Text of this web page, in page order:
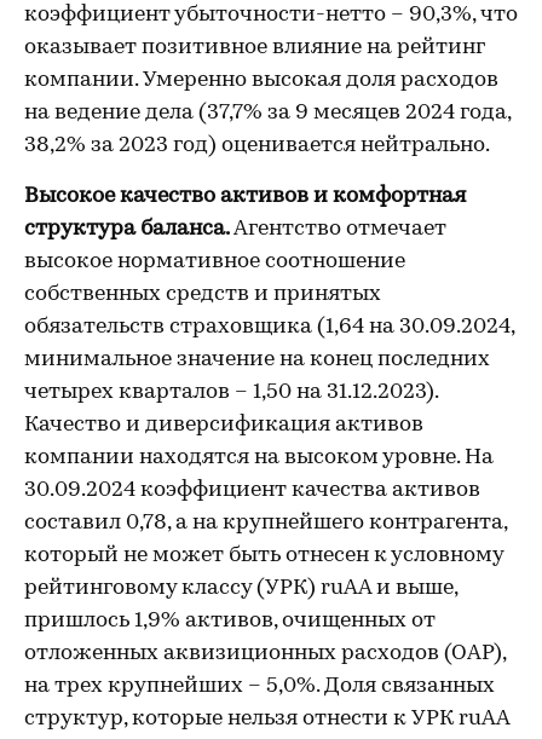
коэффициент убыточности-нетто – 90,3%, что
оказывает позитивное влияние на рейтинг
компании. Умеренно высокая доля расходов
на ведение дела (37,7% за 9 месяцев 2024 года,
38,2% за 2023 год) оценивается нейтрально.
Высокое качество активов и комфортная
структура баланса.Агентство отмечает
высокое нормативное соотношение
собственных средств и принятых
обязательств страховщика (1,64 на 30.09.2024,
минимальное значение на конец последних
четырех кварталов – 1,50 на 31.12.2023).
Качество и диверсификация активов
компании находятся на высоком уровне. На
30.09.2024 коэффициент качества активов
составил 0,78, а на крупнейшего контрагента,
который не может быть отнесен к условному
рейтинговому классу (УРК) ruAA и выше,
пришлось 1,9% активов, очищенных от
отложенных аквизиционных расходов (ОАР),
на трех крупнейших – 5,0%. Доля связанных
структур, которые нельзя отнести к УРК ruAA